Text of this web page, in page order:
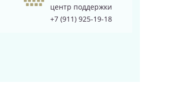
центр поддержки
+7 (911) 925-19-18